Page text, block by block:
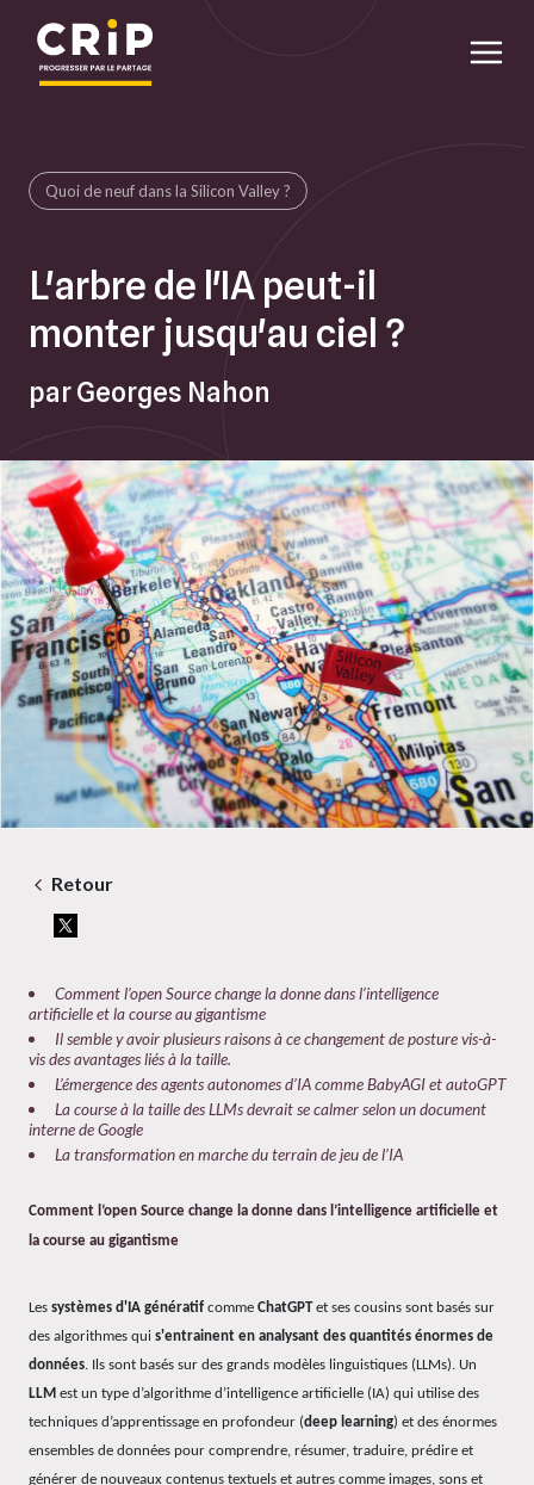
Quoi de neuf dans la Silicon Valley ?
L'arbre de l'IA peut-il
monter jusqu'au ciel ?
par Georges Nahon
Retour
Comment l’open Source change la donne dans l’intelligence
artificielle et la course au gigantisme
Il semble y avoir plusieurs raisons à ce changement de posture vis-à-
vis des avantages liés à la taille.
L’émergence des agents autonomes d’IA comme BabyAGI et autoGPT
La course à la taille des LLMs devrait se calmer selon un document
interne de Google
La transformation en marche du terrain de jeu de l’IA
Comment l’open Source change la donne dans l’intelligence artificielle et
la course au gigantisme
Les systèmes d'IA génératif comme ChatGPTet ses cousins sont basés sur
des algorithmes qui s'entrainent en analysant des quantités énormes de
données. Ils sont basés sur des grands modèles linguistiques (LLMs). Un
LLM est un type d’algorithme d’intelligence artificielle (IA) qui utilise des
techniques d’apprentissage en profondeur (deep learning) et des énormes
ensembles de données pour comprendre, résumer, traduire, prédire et
générer de nouveaux contenus textuels et autres comme images, sons et